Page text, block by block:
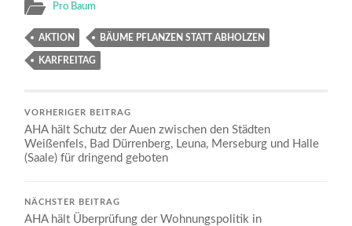
Pro Baum
AKTION BÄUME PFLANZEN STATT ABHOLZEN
KARFREITAG
VORHERIGER BEITRAG
AHA hält Schutz der Auen zwischen den Städten
Weißenfels, Bad Dürrenberg, Leuna, Merseburg und Halle
(Saale) für dringend geboten
NÄCHSTER BEITRAG
AHA hält Überprüfung der Wohnungspolitik in